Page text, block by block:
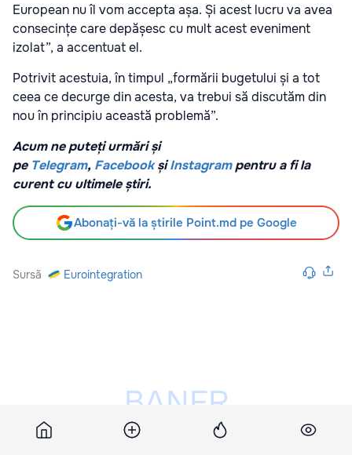
European nu îl vom accepta așa. Și acest lucru va avea
consecințe care depășesc cu mult acest eveniment
izolat”, a accentuat el.
Potrivit acestuia, în timpul „formării bugetului și a tot
ceea ce decurge din acesta, va trebui să discutăm din
nou în principiu această problemă”.
Acum ne puteți urmări și
pe Telegram, Facebook șiInstagrampentru a fi la
curent cu ultimele știri.
Abonați-vă la știrile Point.md pe Google
Sursă Eurointegration